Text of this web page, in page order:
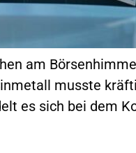
am
musste
es sich bei dem